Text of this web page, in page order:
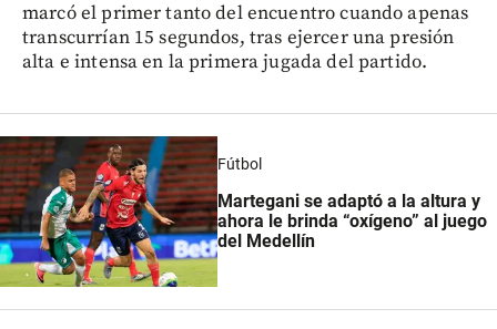
marcó el primer tanto del encuentro cuando apenas
transcurrían 15 segundos, tras ejercer una presión
alta e intensa en la primera jugada del partido.
Fútbol
Martegani se adaptó a la altura y
ahora le brinda “oxígeno” al juego
del Medellín